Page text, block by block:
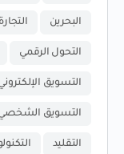
البحرين
التحول الرقمي
التسويق
التسويق
التقليد